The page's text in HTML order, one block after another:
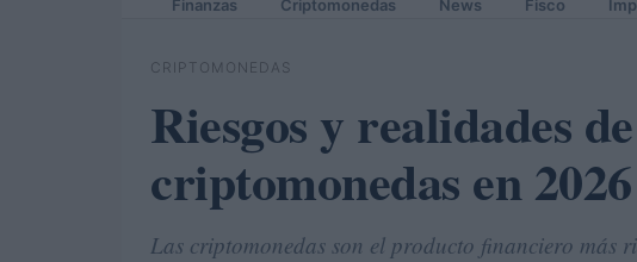
Finanzas Criptomonedas News Fisco
CRIPTOMONEDAS
Riesgos y realidades
criptomonedas en 2026
Las criptomonedas son el producto financiero más